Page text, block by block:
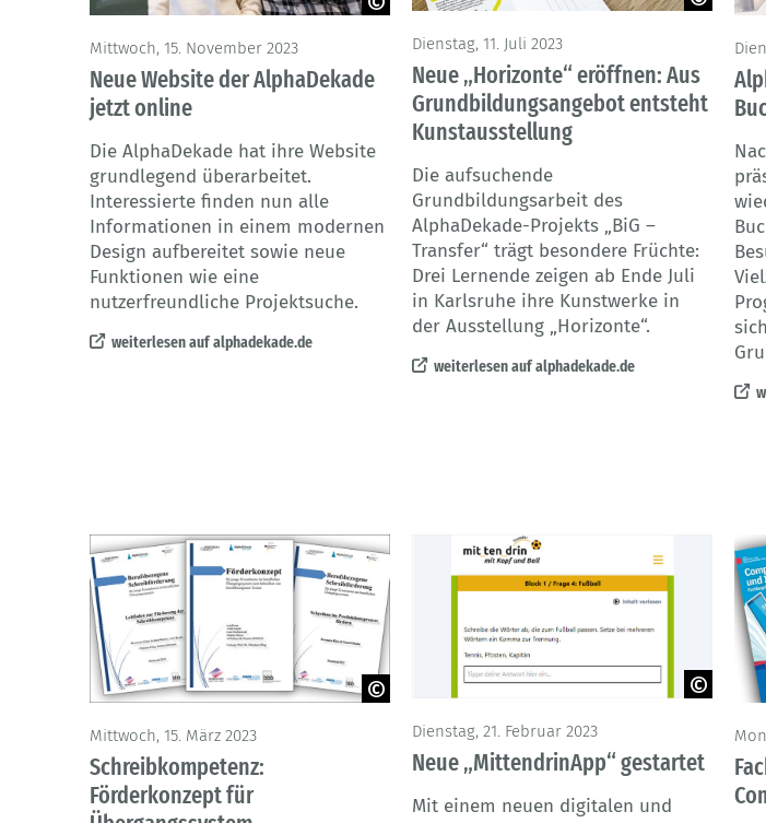
Mittwoch, 15. November 2023
Neue Website der AlphaDekade
jetzt online
Die AlphaDekade hat ihre Website
grundlegend überarbeitet.
Interessierte finden nun alle
Informationen in einem modernen
Design aufbereitet sowie neue
Funktionen wie eine
nutzerfreundliche Projektsuche.
weiterlesen auf alphadekade.de
Dienstag, 11. Juli 2023
Neue „Horizonte“ eröffnen: Aus
Grundbildungsangebot entsteht
Kunstausstellung
Die aufsuchende
Grundbildungsarbeit des
AlphaDekade-Projekts „BiG –
Transfer“ trägt besondere Früchte:
Drei Lernende zeigen ab Ende Juli
in Karlsruhe ihre Kunstwerke in
der Ausstellung „Horizonte“.
weiterlesen auf alphadekade.de
Mittwoch, 15. März 2023
Schreibkompetenz:
Förderkonzept für
Dienstag, 21. Februar 2023
Neue „MittendrinApp“ gestartet
Mit einem neuen digitalen und